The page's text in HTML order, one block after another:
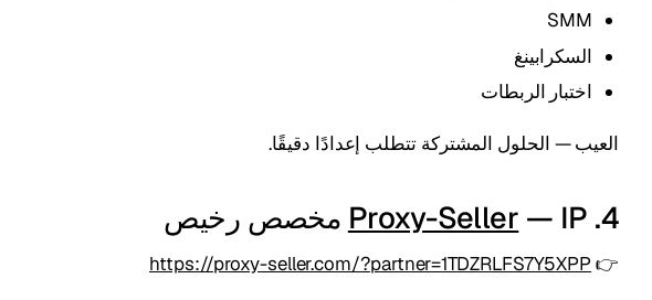
SMM
السكرابينغ
اختبار الربطات
العيب — الحلول المشتركة تتطلب إعدادًا دقيقًا.
4.
Proxy-Seller — IP مخصص رخيص
👉
https://proxy-seller.com/?partner=1TDZRLFS7Y5XPP